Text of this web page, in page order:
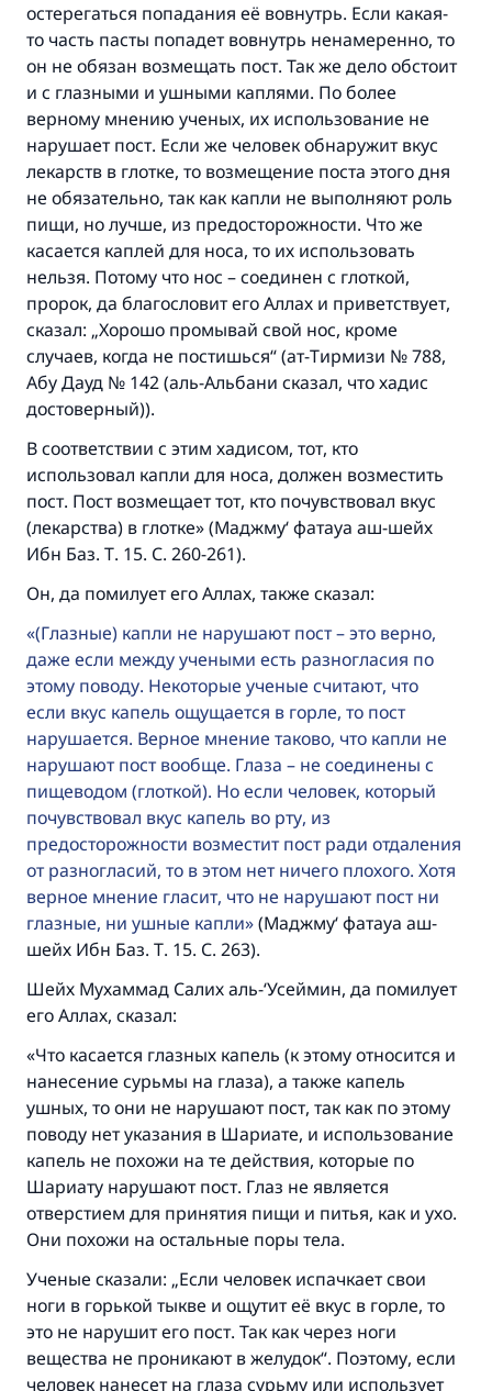
остерегаться попадания её вовнутрь. Если какая-
то часть пасты попадет вовнутрь ненамеренно, то
он не обязан возмещать пост. Так же дело обстоит
и с глазными и ушными каплями. По более
верному мнению ученых, их использование не
нарушает пост. Если же человек обнаружит вкус
лекарств в глотке, то возмещение поста этого дня
не обязательно, так как капли не выполняют роль
пищи, но лучше, из предосторожности. Что же
касается каплей для носа, то их использовать
нельзя. Потому что нос – соединен с глоткой,
пророк, да благословит его Аллах и приветствует,
сказал: „Хорошо промывай свой нос, кроме
случаев, когда не постишься“ (ат-Тирмизи № 788,
Абу Дауд № 142 (аль-Альбани сказал, что хадис
достоверный)).
В соответствии с этим хадисом, тот, кто
использовал капли для носа, должен возместить
пост. Пост возмещает тот, кто почувствовал вкус
(лекарства) в глотке» (Маджму‘ фатауа аш-шейх
Ибн Баз. Т. 15. С. 260-261).
Он, да помилует его Аллах, также сказал:
(Глазные) капли не нарушают пост – это верно,
даже если между учеными есть разногласия по
этому поводу. Некоторые ученые считают, что
если вкус капель ощущается в горле, то пост
нарушается. Верное мнение таково, что капли не
нарушают пост вообще. Глаза – не соединены с
пищеводом (глоткой). Но если человек, который
почувствовал вкус капель во рту, из
предосторожности возместит пост ради отдаления
от разногласий, то в этом нет ничего плохого. Хотя
верное мнение гласит, что не нарушают пост ни
глазные, ни ушные капли (Маджму‘ фатауа аш-
шейх Ибн Баз. Т. 15. С. 263).
Шейх Мухаммад Салих аль-‘Усеймин, да помилует
его Аллах, сказал:
«Что касается глазных капель (к этому относится и
нанесение сурьмы на глаза), а также капель
ушных, то они не нарушают пост, так как по этому
поводу нет указания в Шариате, и использование
капель не похожи на те действия, которые по
Шариату нарушают пост. Глаз не является
отверстием для принятия пищи и питья, как и ухо.
Они похожи на остальные поры тела.
Ученые сказали: „Если человек испачкает свои
ноги в горькой тыкве и ощутит её вкус в горле, то
это не нарушит его пост. Так как через ноги
вещества не проникают в желудок“. Поэтому, если
человек нанесет на глаза сурьму или использует
Ответ № 110845 помог сохранить
брак.
Помогите нам предоставить ответы Умме
Посланник Аллаха, мир ему и
благословение, сказал:
«Указавшему на благое (полагается) такая
же награда как и совершившему его»
(МУСЛИМ, № 1893).
Участвуйте сейчас!